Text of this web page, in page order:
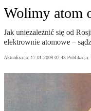
Wolimy atom
Jak uniezależnić się od
elektrownie atomowe –
Aktualizacja: 17.01.2009 07:43 Publikacja: